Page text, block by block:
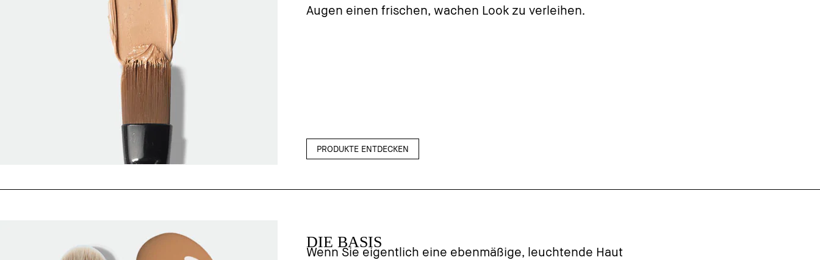
Augen einen frischen, wachen Look zu verleihen.
PRODUKTE ENTDECKEN
DIE BASIS
Wenn Sie eigentlich eine ebenmäßige, leuchtende Haut